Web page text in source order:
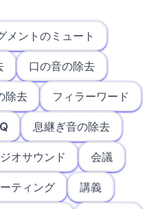
メントのミュート
口の音の除去
除去 フィラーワード
息継ぎ音の除去
オサウンド 会議
ティング 講義